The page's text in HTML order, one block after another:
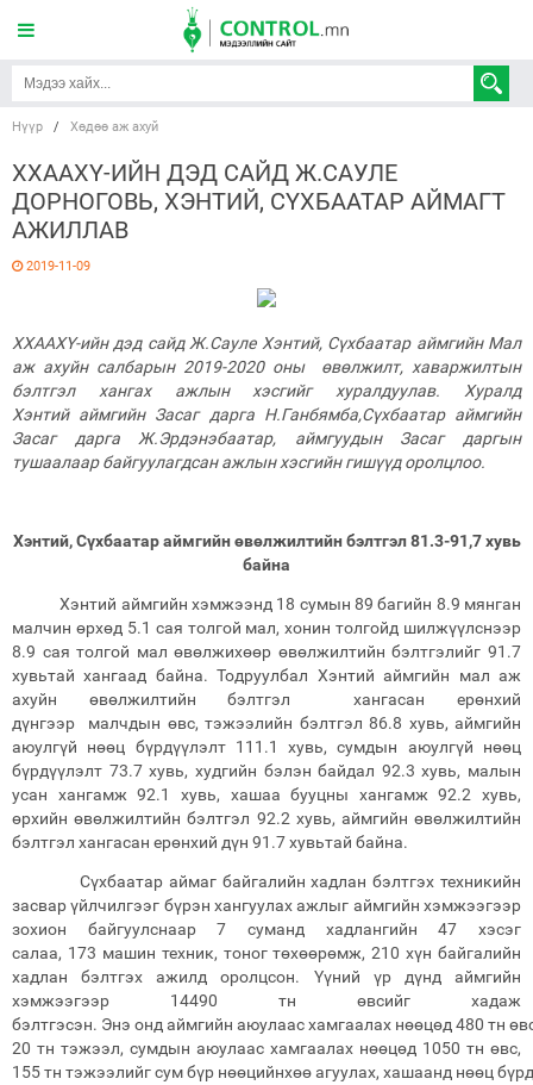
Нүүр / Хөдөө аж ахуй
ХХААХҮ-ИЙН ДЭД САЙД Ж.САУЛЕ
ДОРНОГОВЬ, ХЭНТИЙ, СҮХБААТАР АЙМАГТ
АЖИЛЛАВ
2019-11-09
ХХААХҮ-ийн дэд сайд Ж.Сауле Хэнтий, Сүхбаатар аймгийн Мал
аж ахуйн салбарын 2019-2020 оны өвөлжилт, хаваржилтын
бэлтгэл хангах ажлын хэсгийг хуралдуулав. Хуралд
Хэнтий аймгийн Засаг дарга Н.Ганбямба,Сүхбаатар аймгийн
Засаг дарга Ж.Эрдэнэбаатар, аймгуудын Засаг даргын
тушаалаар байгуулагдсан ажлын хэсгийн гишүүд оролцлоо.
Хэнтий, Сүхбаатар аймгийн өвөлжилтийн бэлтгэл81.3-91,7хувь
байна
Хэнтий аймгийн хэмжээнд 18 сумын 89 багийн 8.9 мянган
малчин өрхөд 5.1 сая толгой мал, хонин толгойд шилжүүлснээр
8.9 сая толгой мал өвөлжихөөр өвөлжилтийн бэлтгэлийг 91.7
хувьтай хангаад байна. Тодруулбал Хэнтий аймгийн мал аж
ахуйн өвөлжилтийн бэлтгэл хангасан ерөнхий
дүнгээр малчдын өвс, тэжээлийн бэлтгэл 86.8 хувь, аймгийн
аюулгүй нөөц бүрдүүлэлт 111.1 хувь, сумдын аюулгүй нөөц
бүрдүүлэлт 73.7 хувь, худгийн бэлэн байдал 92.3 хувь, малын
усан хангамж 92.1 хувь, хашаа бууцны хангамж 92.2 хувь,
өрхийн өвөлжилтийн бэлтгэл 92.2 хувь, аймгийн өвөлжилтийн
бэлтгэл хангасан ерөнхий дүн 91.7 хувьтай байна.
Сүхбаатар аймаг байгалийн хадлан бэлтгэх техникийн
засвар үйлчилгээг бүрэн хангуулах ажлыг аймгийн хэмжээгээр
зохион байгуулснаар 7 суманд хадлангийн 47 хэсэг
салаа, 173 машин техник, тоног төхөөрөмж, 210 хүн байгалийн
хадлан бэлтгэх ажилд оролцсон. Үүний үр дүнд аймгийн
хэмжээгээр 14490 тн өвсийг хадаж
бэлтгэсэн. Энэ онд аймгийн аюулаас хамгаалах нөөцөд 480 тн
20 тн тэжээл, сумдын аюулаас хамгаалах нөөцөд 1050 тн өвс,
155 тн тэжээлийг сум бүр нөөцийнхөө агуулах, хашаанд нөөц